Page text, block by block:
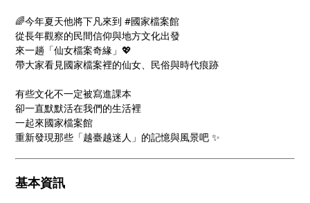
🌈今年夏天他將下凡來到 #國家檔案館
從長年觀察的民間信仰與地方文化出發
來一趟「仙女檔案奇緣」💖
帶大家看見國家檔案裡的仙女、民俗與時代痕跡
有些文化不一定被寫進課本
卻一直默默活在我們的生活裡
一起來國家檔案館
重新發現那些「越臺越迷人」的記憶與風景吧 ✨
基本資訊